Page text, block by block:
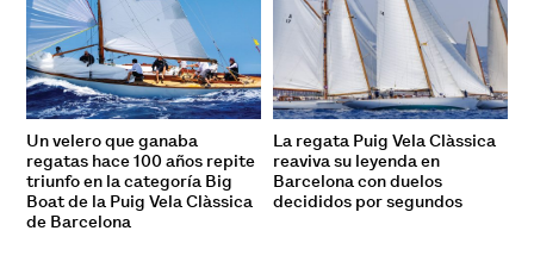
Un velero que ganaba
regatas hace 100 años repite
triunfo en la categoría Big
Boat de la Puig Vela Clàssica
de Barcelona
La regata Puig Vela Clàssica
reaviva su leyenda en
Barcelona con duelos
decididos por segundos